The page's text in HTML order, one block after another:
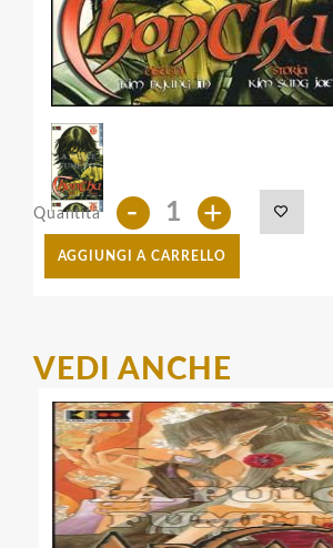
Quantità - +
AGGIUNGI A CARRELLO
VEDI ANCHE